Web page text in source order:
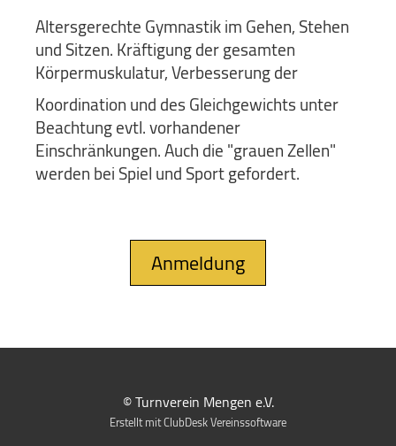
Altersgerechte Gymnastik im Gehen, Stehen
und Sitzen. Kräftigung der gesamten
Körpermuskulatur, Verbesserung der
Koordination und des Gleichgewichts unter
Beachtung evtl. vorhandener
Einschränkungen. Auch die "grauen Zellen"
werden bei Spiel und Sport gefordert.
Anmeldung
© Turnverein Mengen e.V.
Erstellt mit ClubDesk Vereinssoftware